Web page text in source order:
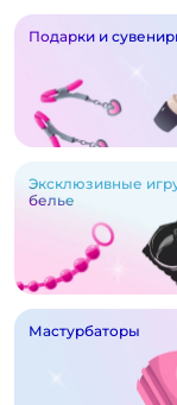
Подарки и
Эксклюзивные
белье
Мастурбаторы